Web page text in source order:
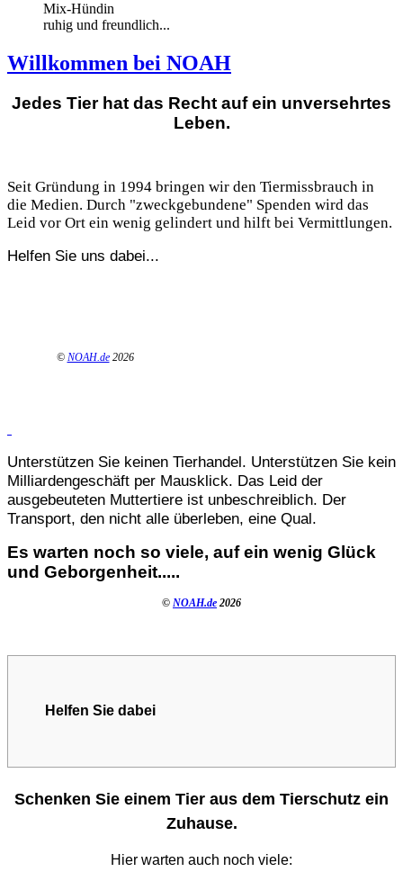
Mix-Hündin
ruhig und freundlich...
Willkommen bei NOAH
Jedes Tier hat das Recht auf ein unversehrtes
Leben.
Seit Gründung in 1994 bringen wir den Tiermissbrauch in
die Medien. Durch "zweckgebundene" Spenden wird das
Leid vor Ort ein wenig gelindert und hilft bei Vermittlungen.
Helfen Sie uns dabei...
© NOAH.de 2026
Unterstützen Sie keinen Tierhandel. Unterstützen Sie kein
Milliardengeschäft per Mausklick. Das Leid der
ausgebeuteten Muttertiere ist unbeschreiblich. Der
Transport, den nicht alle überleben, eine Qual.
Es warten noch so viele, auf ein wenig Glück
und Geborgenheit.....
© NOAH.de 2026
Helfen Sie dabei
Schenken Sie einem Tier aus dem Tierschutz ein
Zuhause.
Hier warten auch noch viele: